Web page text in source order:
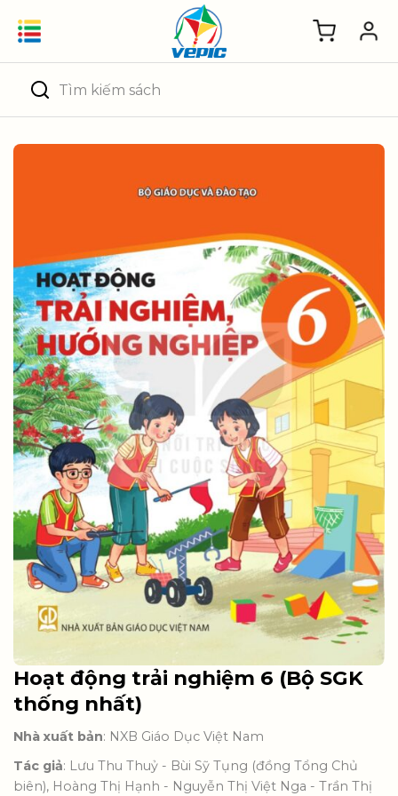
Tìm
kiếm:
Hoạt động trải nghiệm 6 (Bộ SGK
thống nhất)
Nhà xuất bản: NXB Giáo Dục Việt Nam
Tác giả: Lưu Thu Thuỷ - Bùi Sỹ Tụng (đồng Tổng Chủ
biên), Hoàng Thị Hạnh - Nguyễn Thị Việt Nga - Trần Thị